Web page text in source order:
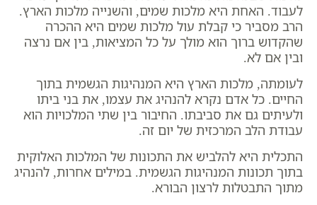
לעבוד. האחת היא מלכות שמים, והשנייה מלכות הארץ.
הרב מסביר כי קבלת עול מלכות שמים היא ההכרה
שהקדוש ברוך הוא מולך על כל המציאות, בין אם נרצה
ובין אם לא.
לעומתה, מלכות הארץ היא המנהיגות הגשמית בתוך
החיים. כל אדם נקרא להנהיג את עצמו, את בני ביתו
ולעיתים גם את סביבתו. החיבור בין שתי המלכויות הוא
עבודת הלב המרכזית של יום זה.
התכלית היא להלביש את התכונות של המלכות האלוקית
בתוך תכונות המנהיגות הגשמית. במילים אחרות, להנהיג
מתוך התבטלות לרצון הבורא.